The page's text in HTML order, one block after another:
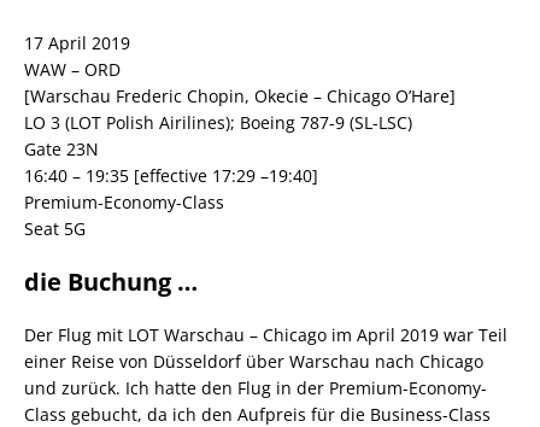
17 April 2019
WAW – ORD
[Warschau Frederic Chopin, Okecie – Chicago O’Hare]
LO 3 (LOT Polish Airilines); Boeing 787-9 (SL-LSC)
Gate 23N
16:40 – 19:35 [effective 17:29 –19:40]
Premium-Economy-Class
Seat 5G
die Buchung …
Der Flug mit LOT Warschau – Chicago im April 2019 war Teil
einer Reise von Düsseldorf über Warschau nach Chicago
und zurück. Ich hatte den Flug in der Premium-Economy-
Class gebucht, da ich den Aufpreis für die Business-Class